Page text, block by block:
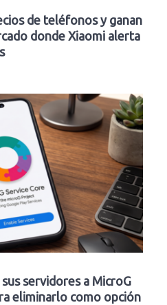
de teléfonos y ganan
donde Xiaomi alerta
servidores a MicroG
eliminarlo como opción